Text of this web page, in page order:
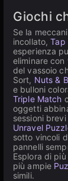
Giochi
Se la
incollato,Tap
esperienza
eliminare
del vassoio
Sort, Nuts &
e bulloni
Triple Match
oggetti
sessioni
Unravel
sotto vincoli
pannelli
Esplora di
più ampie
simili.